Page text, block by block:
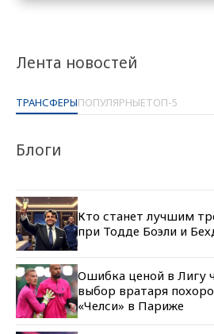
Лента новостей
ТРАНСФЕРЫПОПУЛЯРНЫЕТОП-5
Блоги
Кто станет лучшим
при Тодде Боэли и
Ошибка ценой в Лигу
выбор вратаря
«Челси» в Париже